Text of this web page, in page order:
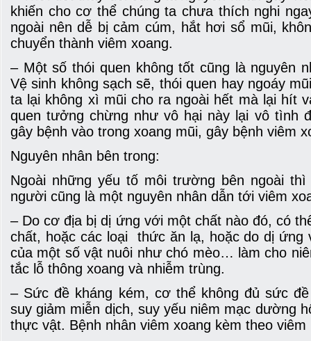
khiến cho cơ thể chúng ta chưa thích nghi
ngoài nên dễ bị cảm cúm, hắt hơi sổ mũi,
chuyển thành viêm xoang.
– Một số thói quen không tốt cũng là nguyên
Vệ sinh không sạch sẽ, thói quen hay ngoáy
ta lại không xì mũi cho ra ngoài hết mà lại hít
quen tưởng chừng như vô hại này lại vô tình
gây bệnh vào trong xoang mũi, gây bệnh viêm
Nguyên nhân bên trong:
Ngoài những yếu tố môi trường bên ngoài
người cũng là một nguyên nhân dẫn tới viêm
– Do cơ địa bị dị ứng với một chất nào đó, có
chất, hoặc các loại thức ăn lạ, hoặc do dị ứng
của một số vật nuôi như chó mèo… làm cho
tắc lỗ thông xoang và nhiễm trùng.
– Sức đề kháng kém, cơ thể không đủ sức
suy giảm miễn dịch, suy yếu niêm mạc dường
thực vật. Bệnh nhân viêm xoang kèm theo